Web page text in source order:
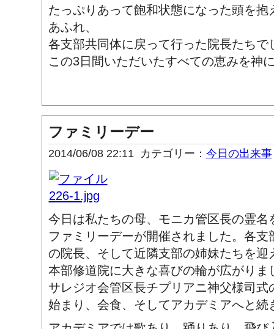
たっぷりあって飽和状態になった頭を
あふれ、
各支部共同体に戻って行った院長たちで
この3日間いただいたすべての恵みを神
ファミリーデー
2014/06/08 22:11 カテゴリー： 今日の出来事
今日は私たちの母、モニカ管区長の霊名
ファミリーデーが開催されました。各支
の院長、そして近隣支部の姉妹たちを迎
本部修道院に大きな喜びの輪が広がりま
サレジオ会管区長チプリアニ神父様司式
始まり、会食、そしてアカデミアへと続